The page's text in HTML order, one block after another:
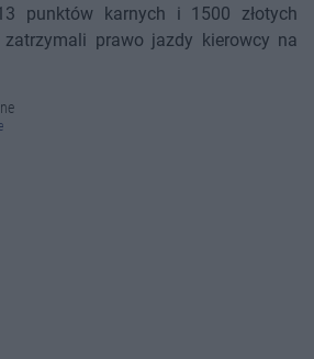
punktów karnych i 1500 złotych
prawo jazdy kierowcy na